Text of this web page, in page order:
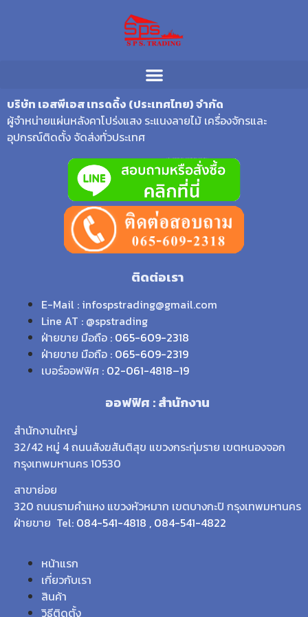
บริษัท เอสพีเอส เทรดดิ้ง (ประเทศไทย) จำกัด
ผู้จำหน่ายแผ่นหลังคาโปร่งแสง ระแนงลายไม้ เครื่องจักรและ
อุปกรณ์ติดตั้ง จัดส่งทั่วประเทศ
ติดต่อเรา
E-Mail : infospstrading@gmail.com
Line AT : @spstrading
ฝ่ายขาย มือถือ : 065-609-2318
ฝ่ายขาย มือถือ : 065-609-2319
เบอร์ออฟฟิศ : 02-061-4818–19
ออฟฟิศ : สำนักงาน
สำนักงานใหญ่
32/42 หมู่ 4 ถนนสังฆสันติสุข แขวงกระทุ่มราย เขตหนองจอก
กรุงเทพมหานคร 10530
สาขาย่อย
320 ถนนรามคำแหง แขวงหัวหมาก เขตบางกะปิ กรุงเทพมหานคร
ฝ่ายขาย Tel: 084-541-4818 , 084-541-4822
หน้าแรก
เกี่ยวกับเรา
สินค้า
วิธีติดตั้ง